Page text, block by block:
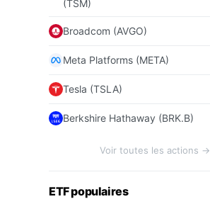
(TSM)
Broadcom (AVGO)
Meta Platforms (META)
Tesla (TSLA)
Berkshire Hathaway (BRK.B)
Voir toutes les actions →
ETF populaires